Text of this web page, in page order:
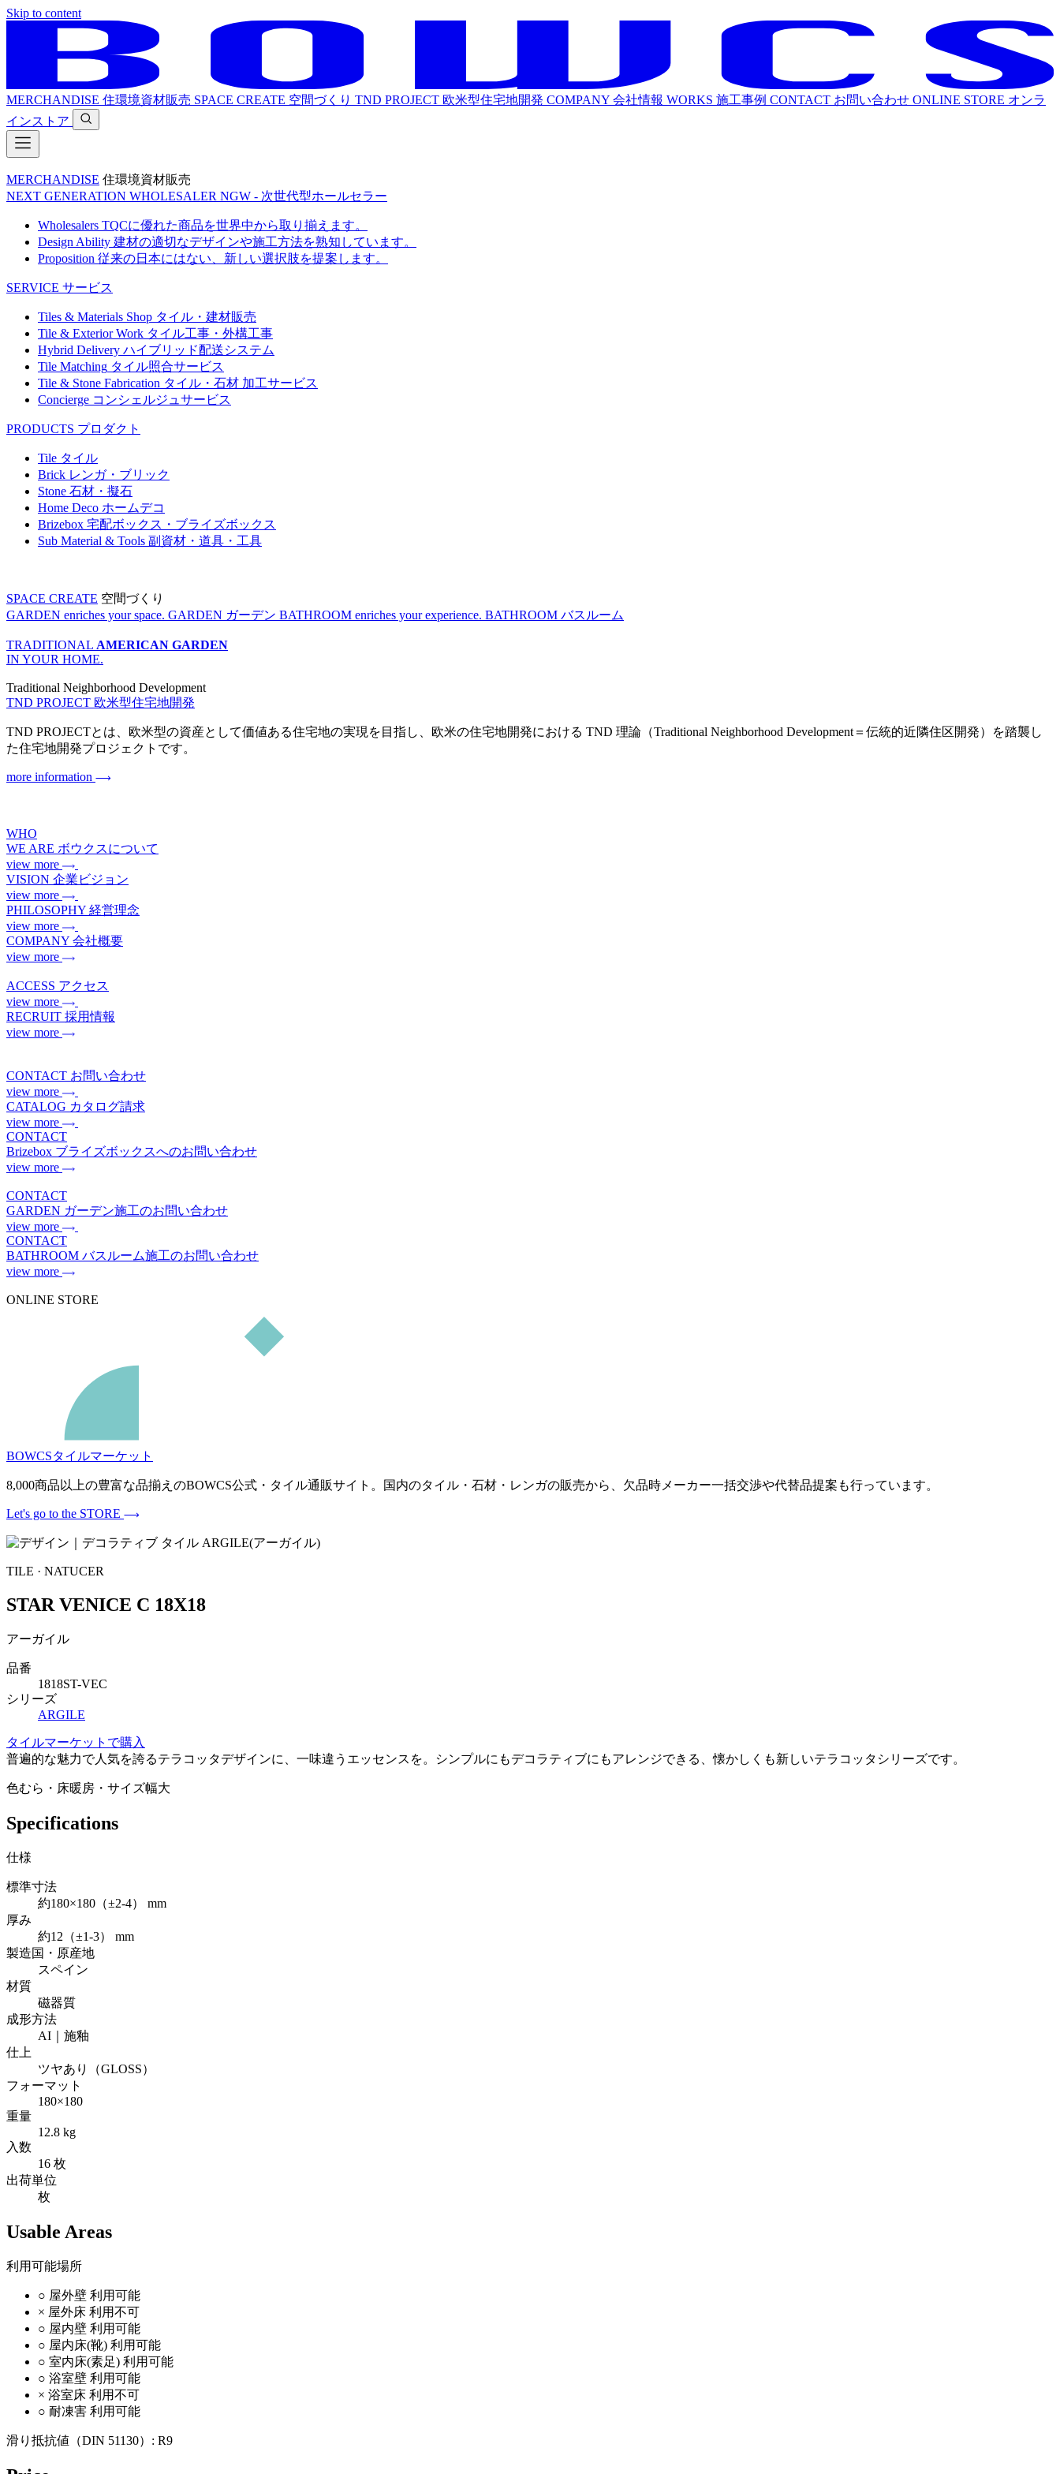
Skip to content
MERCHANDISE 住環境資材販売 SPACE CREATE 空間づくり TND PROJECT 欧米型住宅地開発 COMPANY 会社情報 WORKS 施工事例 CONTACT お問い合わせ ONLINE STORE オンラ
インストア
MERCHANDISE 住環境資材販売
NEXT GENERATION WHOLESALER NGW - 次世代型ホールセラー
Wholesalers TQCに優れた商品を世界中から取り揃えます。
Design Ability 建材の適切なデザインや施工方法を熟知しています。
Proposition 従来の日本にはない、新しい選択肢を提案します。
SERVICE サービス
Tiles & Materials Shop タイル・建材販売
Tile & Exterior Work タイル工事・外構工事
Hybrid Delivery ハイブリッド配送システム
Tile Matching タイル照合サービス
Tile & Stone Fabrication タイル・石材 加工サービス
Concierge コンシェルジュサービス
PRODUCTS プロダクト
Tile タイル
Brick レンガ・ブリック
Stone 石材・擬石
Home Deco ホームデコ
Brizebox 宅配ボックス・ブライズボックス
Sub Material & Tools 副資材・道具・工具
SPACE CREATE 空間づくり
GARDEN enriches your space. GARDEN ガーデン BATHROOM enriches your experience. BATHROOM バスルーム
TRADITIONAL AMERICAN GARDEN
IN YOUR HOME.
Traditional Neighborhood Development
TND PROJECT 欧米型住宅地開発
TND PROJECTとは、欧米型の資産として価値ある住宅地の実現を目指し、欧米の住宅地開発における TND 理論（Traditional Neighborhood Development＝伝統的近隣住区開発）を踏襲し
た住宅地開発プロジェクトです。
more information
WHO
WE ARE ボウクスについて
view more
VISION 企業ビジョン
view more
PHILOSOPHY 経営理念
view more
COMPANY 会社概要
view more
ACCESS アクセス
view more
RECRUIT 採用情報
view more
CONTACT お問い合わせ
view more
CATALOG カタログ請求
view more
CONTACT
Brizebox ブライズボックスへのお問い合わせ
view more
CONTACT
GARDEN ガーデン施工のお問い合わせ
view more
CONTACT
BATHROOM バスルーム施工のお問い合わせ
view more
ONLINE STORE
BOWCSタイルマーケット
8,000商品以上の豊富な品揃えのBOWCS公式・タイル通販サイト。国内のタイル・石材・レンガの販売から、欠品時メーカー一括交渉や代替品提案も行っています。
Let's go to the STORE
TILE · NATUCER
STAR VENICE C 18X18
アーガイル
品番
1818ST-VEC
シリーズ
ARGILE
タイルマーケットで購入
普遍的な魅力で人気を誇るテラコッタデザインに、一味違うエッセンスを。シンプルにもデコラティブにもアレンジできる、懐かしくも新しいテラコッタシリーズです。
色むら・床暖房・サイズ幅大
Specifications
仕様
標準寸法
約180×180（±2-4） mm
厚み
約12（±1-3） mm
製造国・原産地
スペイン
材質
磁器質
成形方法
AI｜施釉
仕上
ツヤあり（GLOSS）
フォーマット
180×180
重量
12.8 kg
入数
16 枚
出荷単位
枚
Usable Areas
利用可能場所
○ 屋外壁 利用可能
× 屋外床 利用不可
○ 屋内壁 利用可能
○ 屋内床(靴) 利用可能
○ 室内床(素足) 利用可能
○ 浴室壁 利用可能
× 浴室床 利用不可
○ 耐凍害 利用可能
滑り抵抗値（DIN 51130）: R9